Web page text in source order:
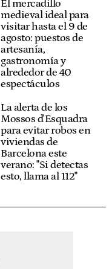
El mercadillo
medieval ideal para
visitar hasta el 9 de
agosto: puestos de
artesanía,
gastronomía y
alrededor de 40
espectáculos
La alerta de los
Mossos d'Esquadra
para evitar robos en
viviendas de
Barcelona este
verano: "Si detectas
esto, llama al 112"